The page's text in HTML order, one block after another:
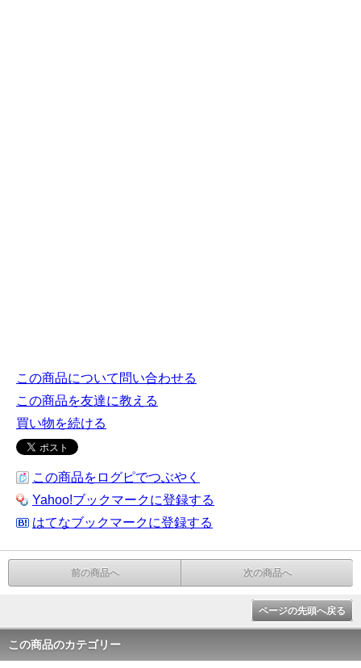
この商品について問い合わせる
この商品を友達に教える
買い物を続ける
この商品をログピでつぶやく
Yahoo!ブックマークに登録する
はてなブックマークに登録する
前の商品へ 次の商品へ
ページの先頭へ戻る
この商品のカテゴリー